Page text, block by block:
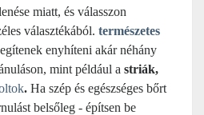
miatt, és válasszon
választékából. természetes
enyhíteni akár néhány
mint például a striák,
. Ha szép és egészséges bőrt
belsőleg - építsen be